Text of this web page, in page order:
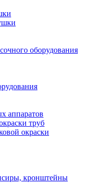
оборудования
аппаратов
труб
окраски
кронштейны